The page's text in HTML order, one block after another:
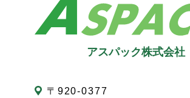
アスパック株式会社
〒920-0377